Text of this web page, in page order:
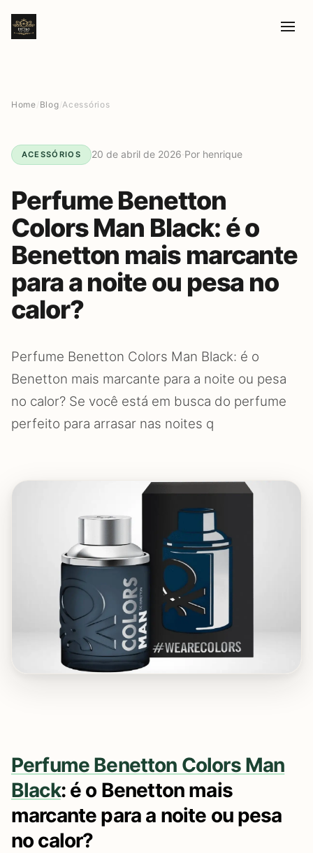
Home Blog /Acessórios
ACESSÓRIOS 20 de abril de 2026·Por henrique
Perfume Benetton
Colors Man Black: é o
Benetton mais marcante
para a noite ou pesa no
calor?
Perfume Benetton Colors Man Black: é o
Benetton mais marcante para a noite ou pesa
no calor? Se você está em busca do perfume
perfeito para arrasar nas noites q
Perfume Benetton Colors Man
Black: é o Benetton mais
marcante para a noite ou pesa
no calor?